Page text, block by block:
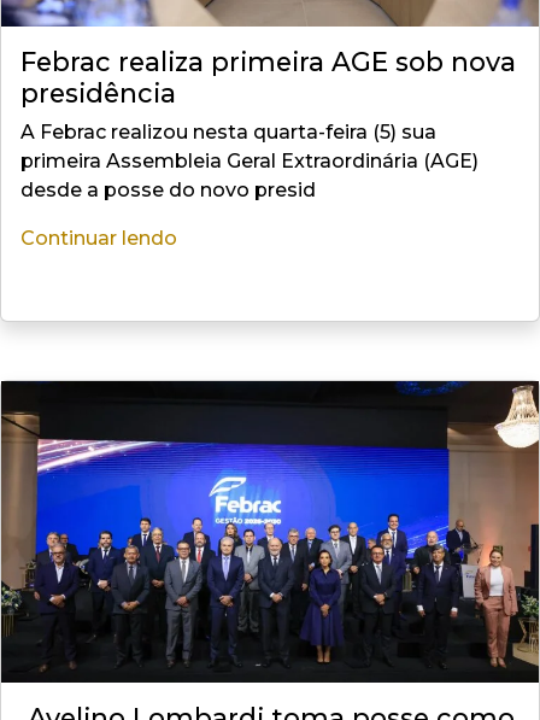
Febrac realiza primeira AGE sob nova
presidência
A Febrac realizou nesta quarta-feira (5) sua
primeira Assembleia Geral Extraordinária (AGE)
desde a posse do novo presid
Continuar lendo